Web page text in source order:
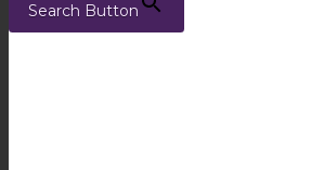
Search Button